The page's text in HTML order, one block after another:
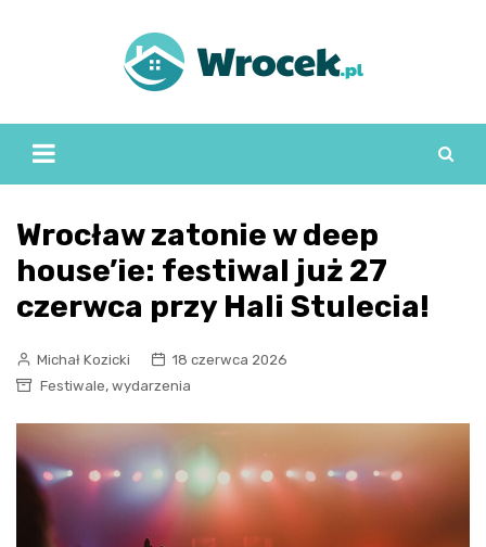
Wrocław zatonie w deep
house’ie: festiwal już 27
czerwca przy Hali Stulecia!
Michał Kozicki
18 czerwca 2026
Festiwale, wydarzenia